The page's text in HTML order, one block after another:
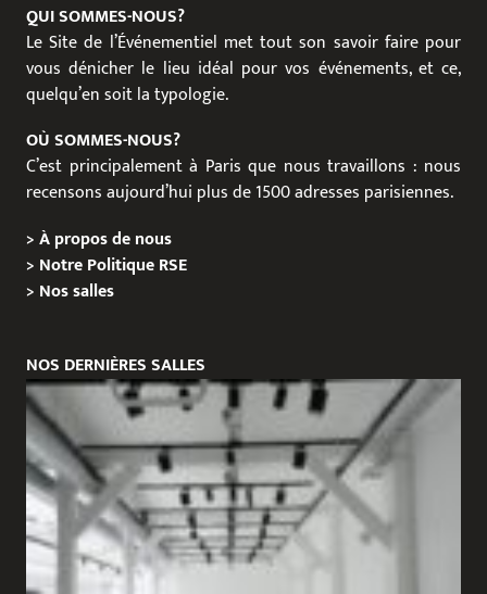
QUI SOMMES-NOUS?
Le Site de l’Événementiel met tout son savoir faire pour
vous dénicher le lieu idéal pour vos événements, et ce,
quelqu’en soit la typologie.
OÙ SOMMES-NOUS?
C’est principalement à Paris que nous travaillons : nous
recensons aujourd’hui plus de 1500 adresses parisiennes.
>À propos de nous
> Notre Politique RSE
> Nos salles
NOS DERNIÈRES SALLES